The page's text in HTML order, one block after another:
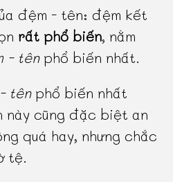
đệm - tên: đệm kết
rất phổ biến, nằm
- tênphổ biến nhất.
tênphổ biến nhất
này cũng đặc biệt an
quá hay, nhưng chắc
tệ.